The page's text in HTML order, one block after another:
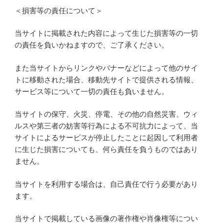
＜損害等の責任について＞
当サイトに掲載された内容によって生じた損害等の一切
の責任を負いかねますので、ご了承ください。
また当サイトからリンクやバナーなどによって他のサイ
トに移動された場合、移動先サイトで提供される情報、
サービス等について一切の責任も負いません。
当サイトの保守、火災、停電、その他の自然災害、ウィ
ルスや第三者の妨害等行為による不可抗力によって、当
サイトによるサービスが停止したことに起因して利用者
に生じた損害についても、何ら責任を負うものではあり
ません。
当サイトを利用する場合は、自己責任で行う必要があり
ます。
当サイトで掲載している画像の著作権や肖像権等につい